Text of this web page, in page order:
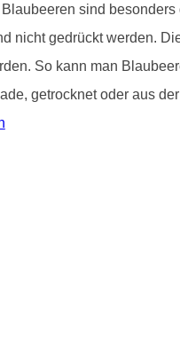
sind
nicht gedrückt werden.
So kann man
getrocknet oder aus